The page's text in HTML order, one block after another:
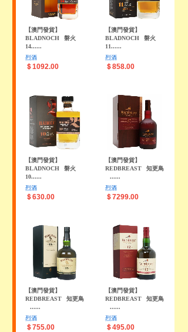
【澳門發貨】
BLADNOCH
磐火
14......
烈酒
＄1092.00
【澳門發貨】
BLADNOCH
磐火
11......
烈酒
＄858.00
【澳門發貨】
BLADNOCH
磐火
10......
烈酒
＄630.00
【澳門發貨】
REDBREAST
知更鳥
......
烈酒
＄7299.00
【澳門發貨】
REDBREAST
知更鳥
......
烈酒
＄755.00
【澳門發貨】
REDBREAST
知更鳥
......
烈酒
＄495.00